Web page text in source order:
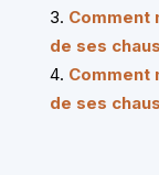
Comment
de ses
Comment
de ses